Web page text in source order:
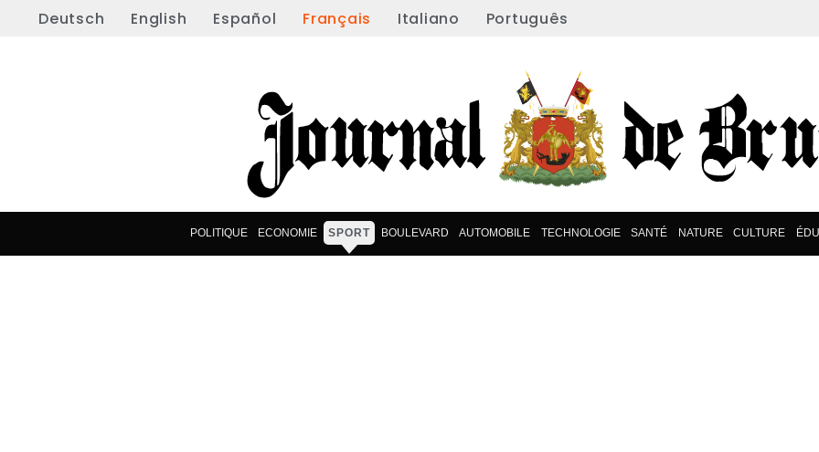
Deutsch English Español Français Italiano Português
POLITIQUE ECONOMIE SPORT BOULEVARD AUTOMOBILE TECHNOLOGIE SANTÉ NATURE CULTURE